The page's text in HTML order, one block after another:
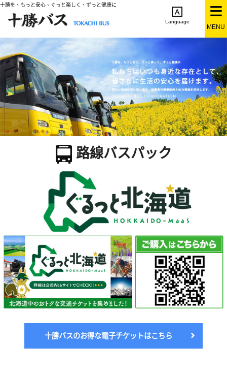
十勝を、もっと安心、ぐっと楽しく、ずっと健康に
Language
English 简体中文 繁体中文 한국어
MENU
路線バスパック
十勝バスのお得な電子チケットはこちら